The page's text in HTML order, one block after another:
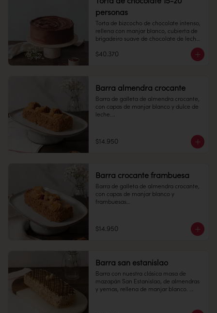
Congelado: Mantener a -18 °C.
Duración: 6 meses. Una vez
descongelado mantener refrigerado.
Duración: 10 días refrigerada.
personas
Torta de bizcocho de chocolate intenso,
rellena con manjar blanco, cubierta de
brigadeiro suave de chocolate de leche.
15-20 personas
Peso: 2.340 gr
Congelado: Mantener a -18 °C.
Duración: 6 meses. Una vez
descongelado mantener refrigerado.
Duración: 10 días refrigerada.
$40.370
Barra almendra crocante
Barra de galleta de almendra crocante,
con capas de manjar blanco y dulce de
leche.
Largo: 20 cm, Ancho: 7 cm
Congelado: Mantener a -18 °C.
Duración: 6 meses. Una vez
descongelado mantener refrigerado.
$14.950
Barra crocante frambuesa
Barra de galleta de almendra crocante,
con capas de manjar blanco y
frambuesas
Largo: 20 cm, Ancho: 7 cm
Congelado: Mantener a -18 °C.
Duración: 6 meses. Una vez
descongelado mantener refrigerado.
$14.950
Barra san estanislao
Barra con nuestra clásica masa de
mazapán San Estanislao, de almendras
y yemas, rellena de manjar blanco.